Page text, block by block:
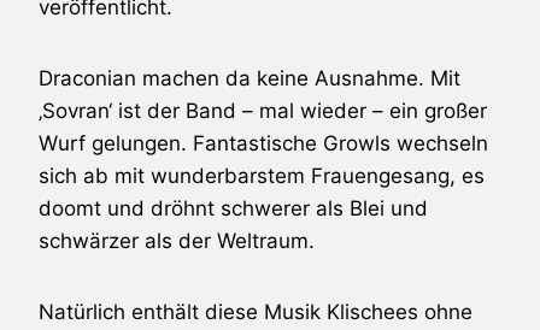
veröffentlicht.
Draconian machen da keine Ausnahme. Mit
‚Sovran‘ ist der Band – mal wieder – ein großer
Wurf gelungen. Fantastische Growls wechseln
sich ab mit wunderbarstem Frauengesang, es
doomt und dröhnt schwerer als Blei und
schwärzer als der Weltraum.
Natürlich enthält diese Musik Klischees ohne